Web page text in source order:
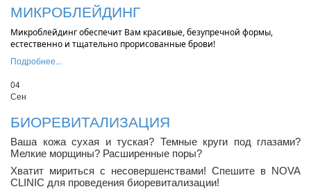
МИКРОБЛЕЙДИНГ
Микроблейдинг обеспечит Вам красивые, безупречной формы,
естественно и тщательно прорисованные брови!
Подробнее...
04
Сен
БИОРЕВИТАЛИЗАЦИЯ
Ваша кожа сухая и туская? Темные круги под глазами?
Мелкие морщины? Расширенные поры?
Хватит мириться с несовершенствами! Спешите в NOVA
CLINIC для проведения биоревитализации!